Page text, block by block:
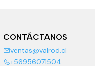
CONTÁCTANOS
ventas@valrod.cl
+56956071504